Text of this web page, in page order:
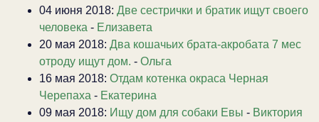
04 июня 2018: Две сестрички и братик ищут своего
человека - Елизавета
20 мая 2018: Два кошачьих брата-акробата 7 мес
отроду ищут дом. - Ольга
16 мая 2018: Отдам котенка окраса Черная
Черепаха - Екатерина
09 мая 2018: Ищу дом для собаки Евы - Виктория